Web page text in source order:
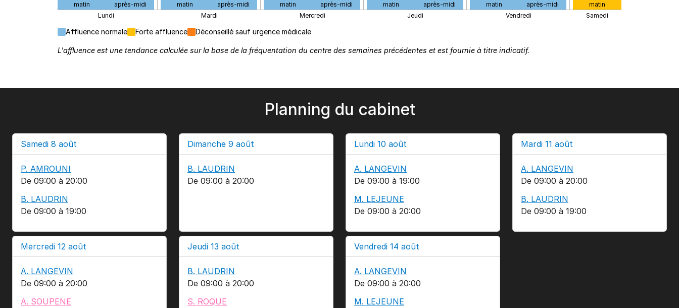
matin
après-midi
Lundi
matin
après-midi
Mardi
matin
après-midi
Mercredi
matin
après-midi
Jeudi
matin
après-midi
Vendredi
matin
Samedi
Affluence normale Forte affluence Déconseillé sauf urgence médicale
L'affluence est une tendance calculée sur la base de la fréquentation du centre des semaines précédentes et est fournie à titre indicatif.
Planning du cabinet
Samedi 8 août
P. AMROUNI
De 09:00 à 20:00
B. LAUDRIN
De 09:00 à 19:00
Dimanche 9 août
B. LAUDRIN
De 09:00 à 20:00
Lundi 10 août
A. LANGEVIN
De 09:00 à 19:00
M. LEJEUNE
De 09:00 à 20:00
Mardi 11 août
A. LANGEVIN
De 09:00 à 20:00
B. LAUDRIN
De 09:00 à 19:00
Mercredi 12 août
A. LANGEVIN
De 09:00 à 20:00
A. SOUPENE
Jeudi 13 août
B. LAUDRIN
De 09:00 à 20:00
S. ROQUE
Vendredi 14 août
A. LANGEVIN
De 09:00 à 20:00
M. LEJEUNE